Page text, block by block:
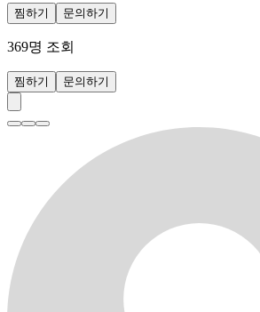
찜하기 문의하기
369명 조회
찜하기 문의하기